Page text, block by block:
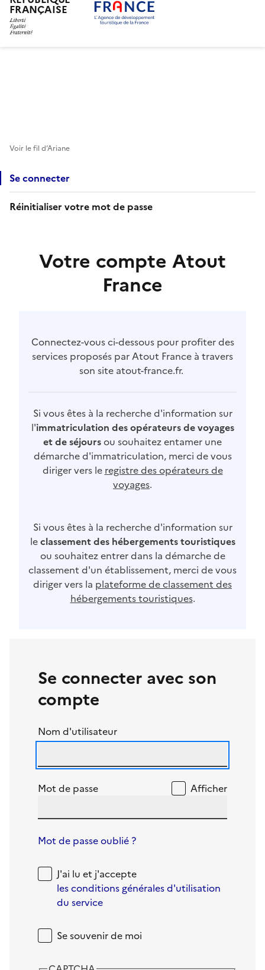
FRANÇAISE
Voir le fil d’Ariane
Se connecter
Réinitialiser votre mot de passe
Votre compte Atout
France
Connectez-vous ci-dessous pour profiter des
services proposés par Atout France à travers
son site atout-france.fr.
Si vous êtes à la recherche d'information sur
l'immatriculation des opérateurs de voyages
et de séjoursou souhaitez entamer une
démarche d'immatriculation, merci de vous
diriger vers le registre des opérateurs de
voyages.
Si vous êtes à la recherche d'information sur
leclassement des hébergements touristiques
ou souhaitez entrer dans la démarche de
classement d'un établissement, merci de vous
diriger vers la plateforme de classement des
hébergements touristiques.
Se connecter avec son
compte
Nom d'utilisateur
Mot de passe Afficher
Mot de passe oublié ?
J'ai lu et j'accepte
les conditions générales d'utilisation
du service
Se souvenir de moi